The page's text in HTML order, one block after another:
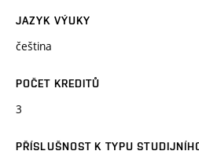
JAZYK VÝUKY
čeština
POČET KREDITŮ
3
PŘÍSLUŠNOST K TYPU